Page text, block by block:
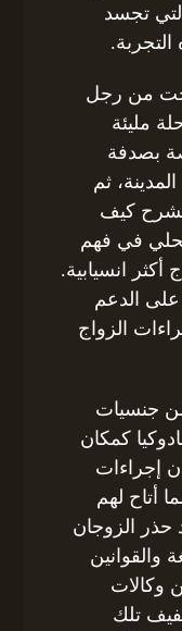
تجسد
من رجل
مليئة
بصدفة
ثم
كيف
في فهم
أكثر انسيابية.
الدعم
الزواج
جنسيات
كمكان
إجراءات
أتاح لهم
حذر الزوجان
والقوانين
وكالات
تلك